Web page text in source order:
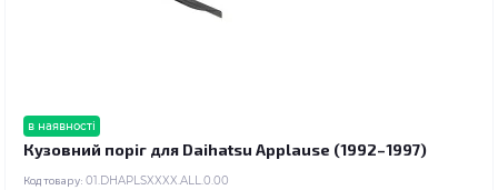
в наявності
Кузовний поріг для Daihatsu Applause (1992–1997)
Код товару: 01.DHAPLSXXXX.ALL.0.00